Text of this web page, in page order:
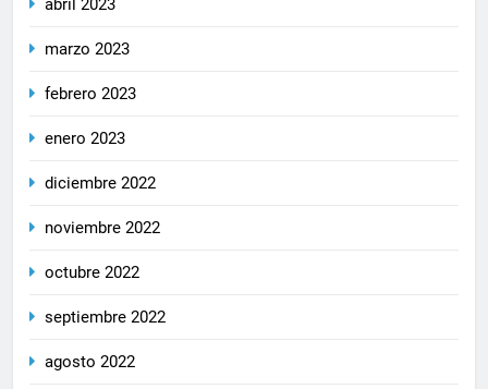
abril 2023
marzo 2023
febrero 2023
enero 2023
diciembre 2022
noviembre 2022
octubre 2022
septiembre 2022
agosto 2022